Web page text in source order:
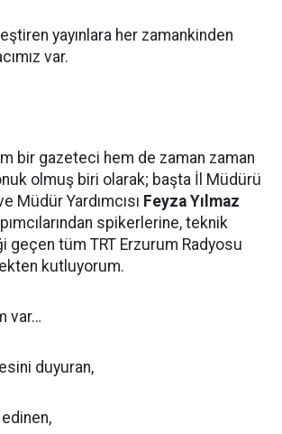
yayınlara her zamankinden
var.
bir gazeteci hem de zaman zaman
olmuş biri olarak; başta İl Müdürü
Müdür Yardımcısı Feyza Yılmaz
spikerlerine, teknik
geçen tüm TRT Erzurum Radyosu
kutluyorum.
var…
duyuran,
edinen,